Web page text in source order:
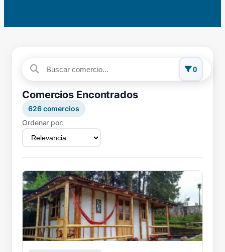
0
Comercios Encontrados
626comercios
Ordenar por: